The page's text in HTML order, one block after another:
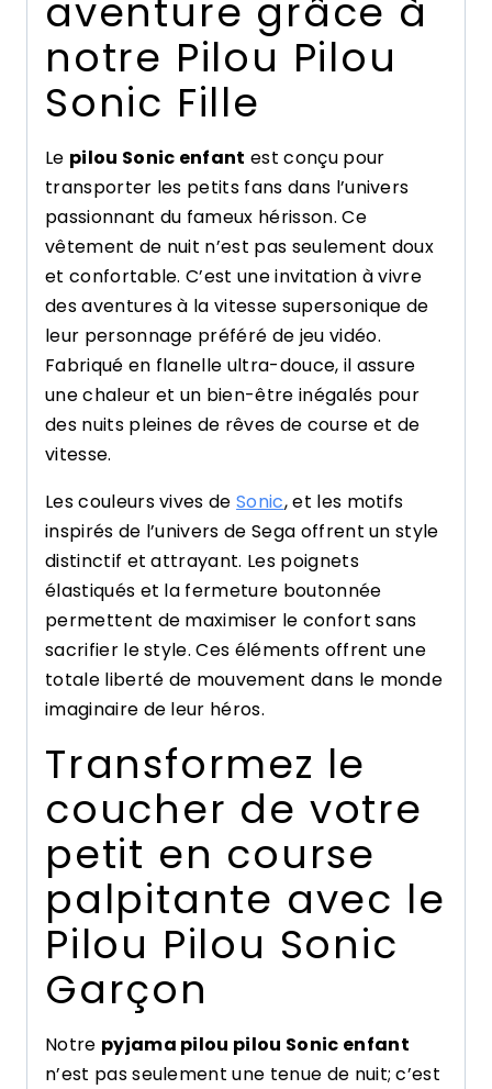
aventure grâce à
notre Pilou Pilou
Sonic Fille
Le pilou Sonic enfant est conçu pour
transporter les petits fans dans l’univers
passionnant du fameux hérisson. Ce
vêtement de nuit n’est pas seulement doux
et confortable. C’est une invitation à vivre
des aventures à la vitesse supersonique de
leur personnage préféré de jeu vidéo.
Fabriqué en flanelle ultra-douce, il assure
une chaleur et un bien-être inégalés pour
des nuits pleines de rêves de course et de
vitesse.
Les couleurs vives deSonic, et les motifs
inspirés de l’univers de Sega offrent un style
distinctif et attrayant. Les poignets
élastiqués et la fermeture boutonnée
permettent de maximiser le confort sans
sacrifier le style. Ces éléments offrent une
totale liberté de mouvement dans le monde
imaginaire de leur héros.
Transformez le
coucher de votre
petit en course
palpitante avec le
Pilou Pilou Sonic
Garçon
Notre pyjama pilou pilou Sonic enfant
n’est pas seulement une tenue de nuit; c’est